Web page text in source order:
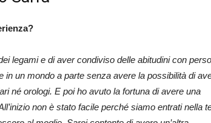
legami e di aver condiviso delle abitudini con
un mondo a parte senza avere la possibilità di
né orologi. E poi ho avuto la fortuna di avere una
non è stato facile perché siamo entrati nella